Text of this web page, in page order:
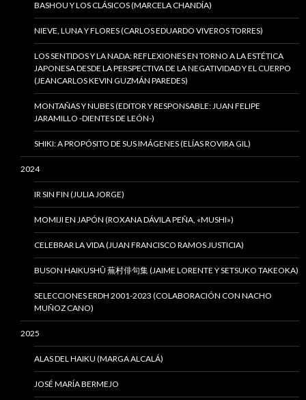
BASHOU Y LOS CLÁSICOS (MARCELA CHANDÍA)
NIEVE, LUNA Y FLORES (CARLOS EDUARDO VIVEROS TORRES)
LOS SENTIDOS Y LA NADA: REFLEXIONES EN TORNO A LA ESTÉTICA
JAPONESA DESDE LA PERSPECTIVA DE LA NEGATIVIDAD Y EL CUERPO
(JEANCARLOS KEVIN GUZMÁN PAREDES)
MONTAÑAS Y NUBES (EDITOR Y RESPONSABLE: JUAN FELIPE
JARAMILLO -DIENTES DE LEÓN-)
SHIKI: A PROPÓSITO DE SUS IMÁGENES (ELÍAS ROVIRA GIL)
2024
IR SIN FIN (JULIA JORGE)
MOMIJI EN JAPÓN (ROXANA DÁVILA PEÑA, «MUSHI»)
CELEBRAR LA VIDA (JUAN FRANCISCO RAMOS JUSTICIA)
BUSON HAIKUSHÛ 蕪村俳句集 (JAIME LORENTE Y SETSUKO TAKEOKA)
SELECCIONES ERDH 2001-2023 (COLABORACIÓN CON NACHO
MUÑOZ CANO)
2025
ALAS DEL HAIKU (MARGA ALCALÁ)
JOSÉ MARÍA BERMEJO